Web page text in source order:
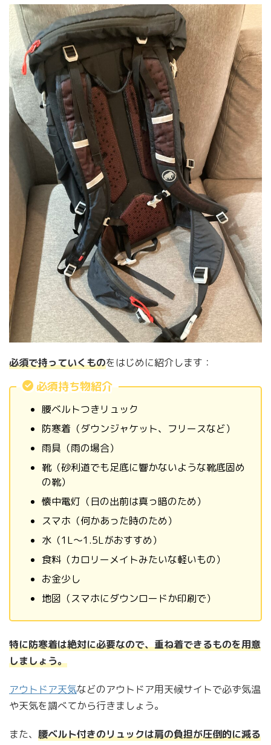
必須で持っていくものをはじめに紹介します：
必須持ち物紹介
腰ベルトつきリュック
防寒着（ダウンジャケット、フリースなど）
雨具（雨の場合）
靴（砂利道でも足底に響かないような靴底固め
の靴）
懐中電灯（日の出前は真っ暗のため）
スマホ（何かあった時のため）
水（1L〜1.5Lがおすすめ）
食料（カロリーメイトみたいな軽いもの）
お金少し
地図（スマホにダウンロードか印刷で）
特に防寒着は絶対に必要なので、重ね着できるものを用意
しましょう。
アウトドア天気などのアウトドア用天候サイトで必ず気温
や天気を調べてから行きましょう。
また、 腰ベルト付きのリュックは肩の負担が圧倒的に減る